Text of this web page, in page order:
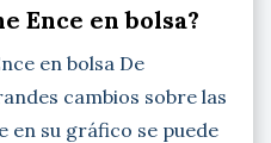
Ence en bolsa?
en bolsa De
cambios sobre las
en su gráfico se puede